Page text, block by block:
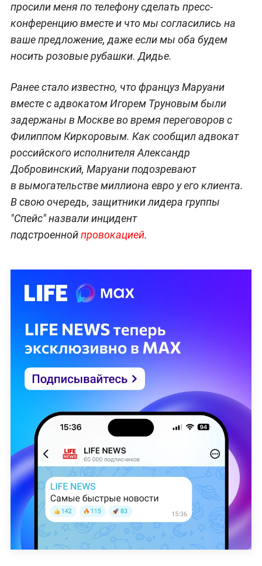
просили меня по телефону сделать пресс-
конференцию вместе и что мы согласились на
ваше предложение, даже если мы оба будем
носить розовые рубашки. Дидье.
Ранее стало известно, что француз Маруани
вместе с адвокатом Игорем Труновым были
задержаны в Москве во время переговоров с
Филиппом Киркоровым. Как сообщил адвокат
российского исполнителя Александр
Добровинский, Маруани подозревают
в вымогательстве миллиона евро у его клиента.
В свою очередь, защитники лидера группы
"Спейс" назвали инцидент
подстроеннойпровокацией.